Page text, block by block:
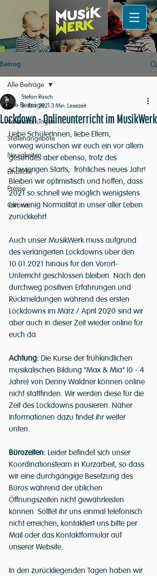
Beitrag
Alle Beiträge
Veranstaltungen
Stellenangebote
Neuigkeiten
Einblicke
Presse
Corona
Alle Beiträge
Lockdown - Onlineunterricht im MusikWerk
Stefan Räsch
8. Jan. 2021 3 Min. Lesezeit
Liebe SchülerInnen, liebe Eltern,
vorweg wünschen wir euch ein vor allem
gesundes aber ebenso, trotz des
schwierigen Starts,  fröhliches neues Jahr!
Bleiben wir optimistisch und hoffen, dass
2021 so schnell wie möglich wenigstens
ein wenig Normalität in unser aller Leben
zurückkehrt.
Auch unser MusikWerk muss aufgrund
des verlängerten Lockdowns über den
10.01.2021 hinaus für den Vorort-
Unterricht geschlossen bleiben. Nach den
durchweg positiven Erfahrungen und
Rückmeldungen während des ersten
Lockdowns im März / April 2020 sind wir
aber auch in dieser Zeit wieder online für
euch da.
Achtung: Die Kurse der frühkindlichen
musikalischen Bildung "Max & Mia" (0 - 4
Jahre) von Denny Waldner können online
nicht stattfinden. Wir werden diese für die
Zeit des Lockdowns pausieren. Näher
Informationen dazu findet ihr weiter
unten.
Bürozeiten: Leider befindet sich unser
Koordinationsteam in Kurzarbeit, so dass
wir eine durchgängige Besetzung des
Büros während der üblichen
Öffnungszeiten nicht gewährleisten
können. Solltet ihr uns einmal telefonisch
nicht erreichen, kontaktiert uns bitte per
Mail oder das Kontaktformular auf
unserer Website.
In den zurückliegenden Tagen haben wir